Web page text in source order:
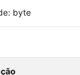
byte